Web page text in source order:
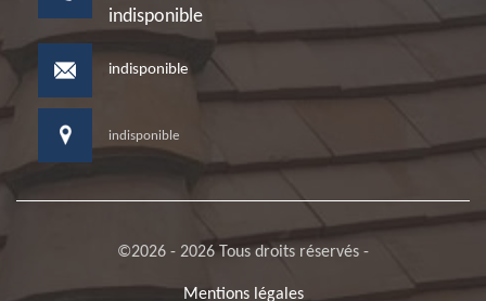
indisponible
indisponible
indisponible
©2026 - 2026 Tous droits réservés -
Mentions légales